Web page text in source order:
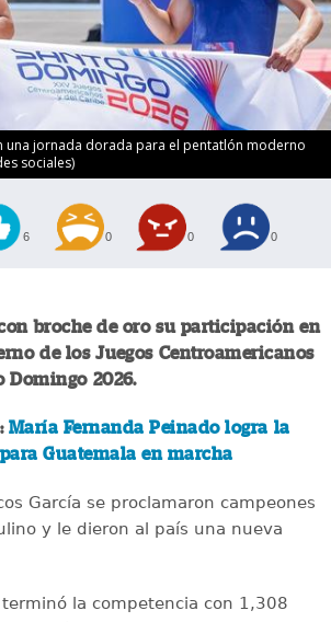
una jornada dorada para el pentatlón moderno
sociales)
6 0 0 0
broche de oro su participación en
de los Juegos Centroamericanos
Domingo 2026.
María Fernanda Peinado logra la
Guatemala en marcha
García se proclamaron campeones
y le dieron al país una nueva
terminó la competencia con 1,308